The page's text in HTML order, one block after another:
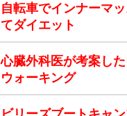
自転車でインナーマ
てダイエット
心臓外科医が考案し
ウォーキング